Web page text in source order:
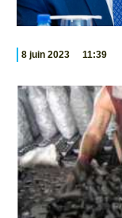
8 juin 2023 11:39